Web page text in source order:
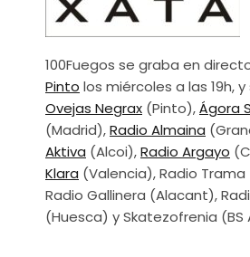
100Fuegos se graba en
Pinto los miércoles a las 19h,
Ovejas Negrax (Pinto),Ágora
(Madrid),Radio Almaina
Aktiva (Alcoi),Radio Argayo
Klara (Valencia), Radio
Radio Gallinera (Alacant),
(Huesca) y Skatezofrenia (BS